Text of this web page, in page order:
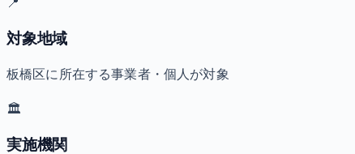
📍
対象地域
板橋区に所在する事業者・個人が対象
🏛️
実施機関